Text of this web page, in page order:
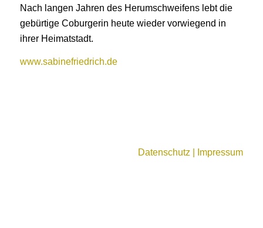
Nach langen Jahren des Herumschweifens lebt die
gebürtige Coburgerin heute wieder vorwiegend in
ihrer Heimatstadt.
www.sabinefriedrich.de
Datenschutz | Impressum